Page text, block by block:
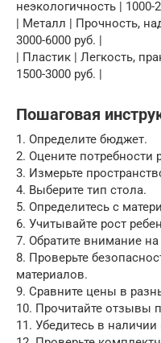
неэкологичность | 1000-
| Металл | Прочность,
3000-6000 руб. |
| Пластик | Легкость,
1500-3000 руб. |
Пошаговая
1. Определите бюджет.
2. Оцените потребности
3. Измерьте
4. Выберите тип стола.
5. Определитесь с
6. Учитывайте рост
7. Обратите внимание
8. Проверьте
материалов.
9. Сравните цены в
10. Прочитайте отзывы
11. Убедитесь в наличии